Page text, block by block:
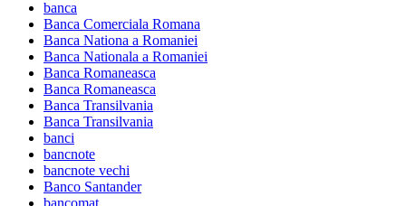
banca
Banca Comerciala Romana
Banca Nationa a Romaniei
Banca Nationala a Romaniei
Banca Romaneasca
Banca Romaneasca
Banca Transilvania
Banca Transilvania
banci
bancnote
bancnote vechi
Banco Santander